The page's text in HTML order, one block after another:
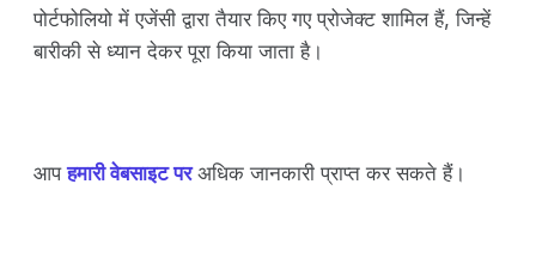
पोर्टफोलियो में एजेंसी द्वारा तैयार किए गए प्रोजेक्ट शामिल हैं, जिन्हें
बारीकी से ध्यान देकर पूरा किया जाता है।
आपहमारी वेबसाइट परअधिक जानकारी प्राप्त कर सकते हैं।